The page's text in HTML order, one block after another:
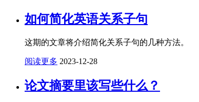
如何简化英语关系子句
这期的文章将介绍简化关系子句的几种方法。
阅读更多 2023-12-28
论文摘要里该写些什么？